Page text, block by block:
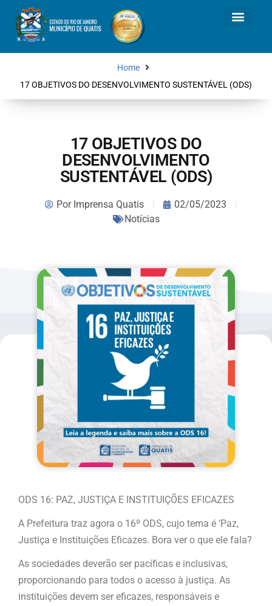
Home
17 OBJETIVOS DO DESENVOLVIMENTO SUSTENTÁVEL (ODS)
17 OBJETIVOS DO
DESENVOLVIMENTO
SUSTENTÁVEL (ODS)
PorImprensa Quatis
02/05/2023
Notícias
ODS 16: PAZ, JUSTIÇA E INSTITUIÇÕES EFICAZES
A Prefeitura traz agora o 16º ODS, cujo tema é ‘Paz,
Justiça e Instituições Eficazes. Bora ver o que ele fala?
As sociedades deverão ser pacíficas e inclusivas,
proporcionando para todos o acesso à justiça. As
instituições devem ser eficazes, responsáveis e